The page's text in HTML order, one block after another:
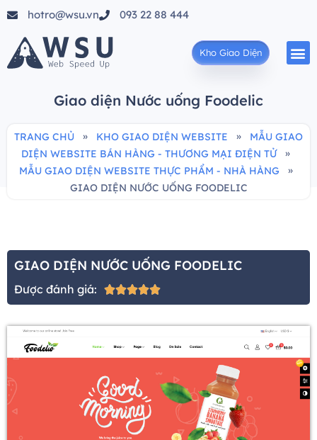
hotro@wsu.vn 093 22 88 444
Kho Giao Diện
Giao diện Nước uống Foodelic
TRANG CHỦ » KHO GIAO DIỆN WEBSITE »
MẪU GIAO
DIỆN WEBSITE BÁN HÀNG - THƯƠNG MẠI ĐIỆN TỬ
»
MẪU GIAO DIỆN WEBSITE THỰC PHẨM - NHÀ HÀNG
»
GIAO DIỆN NƯỚC UỐNG FOODELIC
GIAO DIỆN NƯỚC UỐNG FOODELIC
Được đánh giá: 